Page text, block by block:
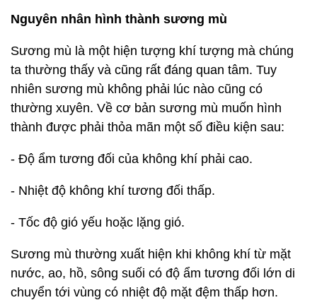
Nguyên nhân hình thành sương mù
Sương mù là một hiện tượng khí tượng mà chúng
ta thường thấy và cũng rất đáng quan tâm. Tuy
nhiên sương mù không phải lúc nào cũng có
thường xuyên. Về cơ bản sương mù muốn hình
thành được phải thỏa mãn một số điều kiện sau:
- Độ ẩm tương đối của không khí phải cao.
- Nhiệt độ không khí tương đối thấp.
- Tốc độ gió yếu hoặc lặng gió.
Sương mù thường xuất hiện khi không khí từ mặt
nước, ao, hồ, sông suối có độ ẩm tương đối lớn di
chuyển tới vùng có nhiệt độ mặt đệm thấp hơn.